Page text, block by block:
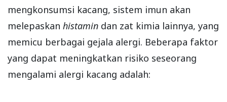
mengkonsumsi kacang, sistem imun akan
melepaskan histamin dan zat kimia lainnya, yang
memicu berbagai gejala alergi. Beberapa faktor
yang dapat meningkatkan risiko seseorang
mengalami alergi kacang adalah: